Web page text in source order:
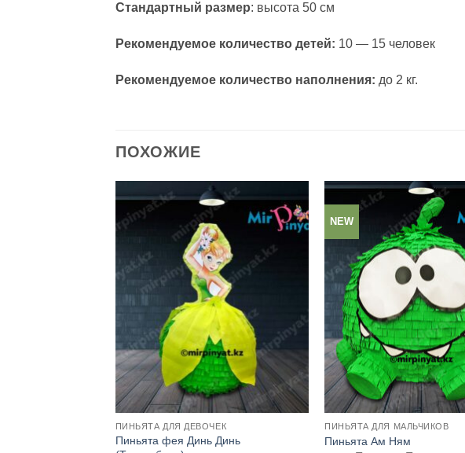
Стандартный размер: высота 50 см
Рекомендуемое количество детей: 10 — 15 человек
Рекомендуемое количество наполнения: до 2 кг.
ПОХОЖИЕ
ПИНЬЯТА ДЛЯ ДЕВОЧЕК
Пиньята фея Динь Динь
NEW
ПИНЬЯТА ДЛЯ МАЛЬЧИКОВ
Пиньята Ам Ням